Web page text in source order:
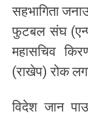
सहभागिता
फुटबल संघ
महासचिव
(राखेप) रोक
विदेश जान